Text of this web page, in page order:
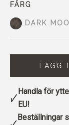
FÄRG
DARK
LÄGG
Handla för
EU!
Beställningar